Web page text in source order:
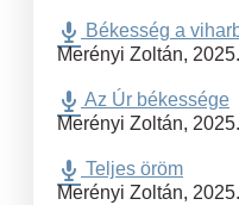
Békesség a
Merényi Zoltán,
Az Úr békessége
Merényi Zoltán,
Teljes öröm
Merényi Zoltán,